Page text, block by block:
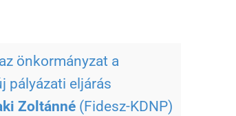
önkormányzat a
pályázati eljárás
Zoltánné (Fidesz-KDNP)